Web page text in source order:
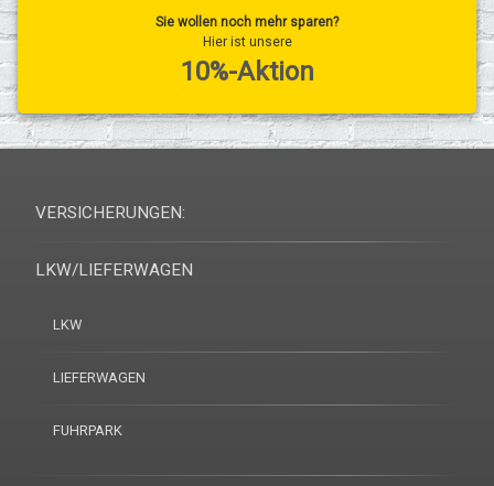
Sie wollen noch mehr sparen?
Hier ist unsere
10%-Aktion
VERSICHERUNGEN:
LKW/LIEFERWAGEN
LKW
LIEFERWAGEN
FUHRPARK